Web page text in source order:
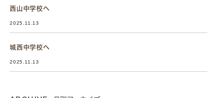
西山中学校へ
2025.11.13
城西中学校へ
2025.11.13